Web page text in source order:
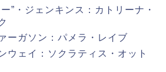
”・ジェンキンス：カトリーナ・
ーガソン：パメラ・レイブ
ウェイ：ソクラティス・オット